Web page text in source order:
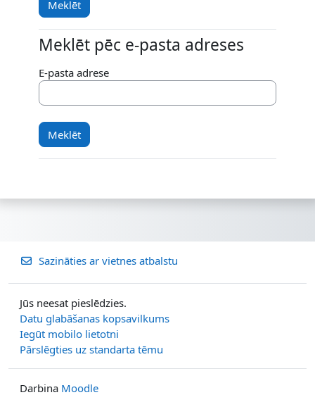
Meklēt pēc e-pasta adreses
Meklēt pēc e-pasta adreses
E-pasta adrese
Sazināties ar vietnes atbalstu
Jūs neesat pieslēdzies.
Datu glabāšanas kopsavilkums
Iegūt mobilo lietotni
Pārslēgties uz standarta tēmu
Darbina Moodle